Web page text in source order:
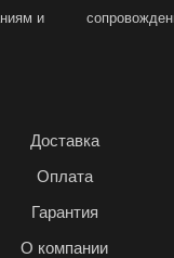
и
Доставка
Оплата
Гарантия
О компании